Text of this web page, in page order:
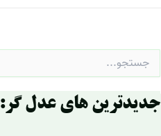
جستجو
برای:
جدیدترین های عدل گر: